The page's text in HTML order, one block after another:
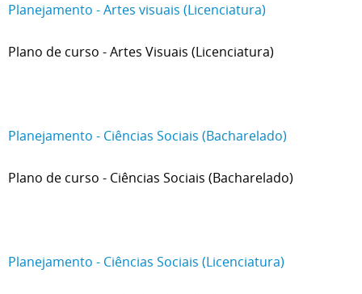
Planejamento - Artes visuais (Licenciatura)
Plano de curso - Artes Visuais (Licenciatura)
Planejamento - Ciências Sociais (Bacharelado)
Plano de curso - Ciências Sociais (Bacharelado)
Planejamento - Ciências Sociais (Licenciatura)